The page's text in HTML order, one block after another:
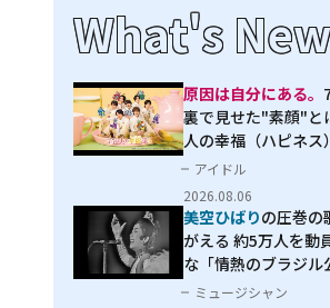
What's
原因は自分にある。
裏で見せた"素顔"と
人の幸福（ハピネス
MAKING
アイドル
2026.08.06
美空ひばりの圧巻の
がえる 約5万人を動
な「情熱のブラジル
ミュージシャン